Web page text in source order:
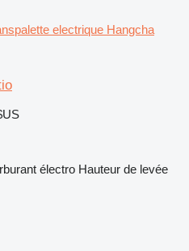
electrique Hangcha
électro Hauteur de levée